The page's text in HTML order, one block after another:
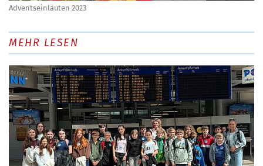
Adventseinläuten 2023
MEHR LESEN